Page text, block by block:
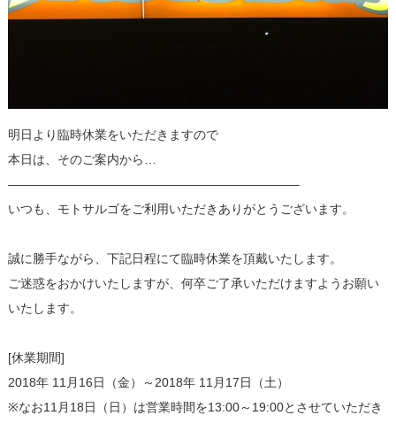
明日より臨時休業をいただきますので
本日は、そのご案内から…
———————————————————————–
いつも、モトサルゴをご利用いただきありがとうございます。
誠に勝手ながら、下記日程にて臨時休業を頂戴いたします。
ご迷惑をおかけいたしますが、何卒ご了承いただけますようお願い
いたします。
[休業期間]
2018年 11月16日（金）～2018年 11月17日（土）
※なお11月18日（日）は営業時間を13:00～19:00とさせていただき